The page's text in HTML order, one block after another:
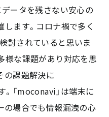
ータを残さない安心の
します。コロナ禍で多く
討されていると思いま
様な課題があり対応を思
の課題解決に
。「moconavi」は端末に
の場合でも情報漏洩の心